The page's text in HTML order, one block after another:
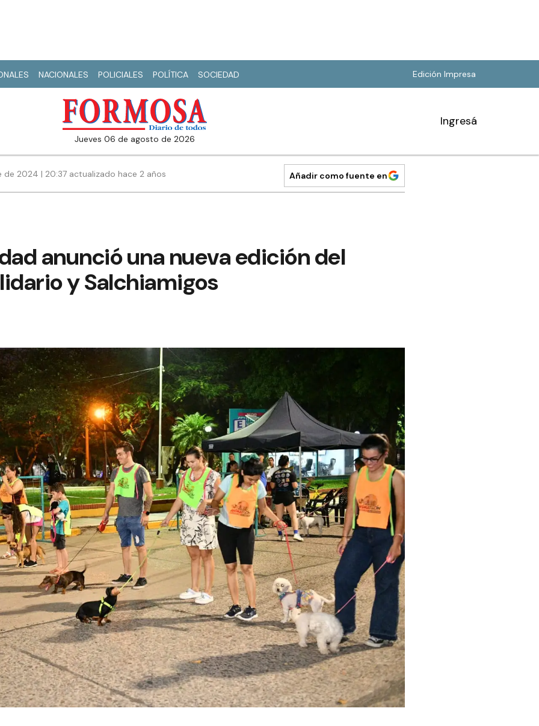
NACIONALES POLICIALES POLÍTICA SOCIEDAD Edición Impresa
jueves 06 de agosto de 2026
Ingresá
2024 | 20:37 actualizado hace 2 años Añadir como fuente en
anunció una nueva edición del
y Salchiamigos